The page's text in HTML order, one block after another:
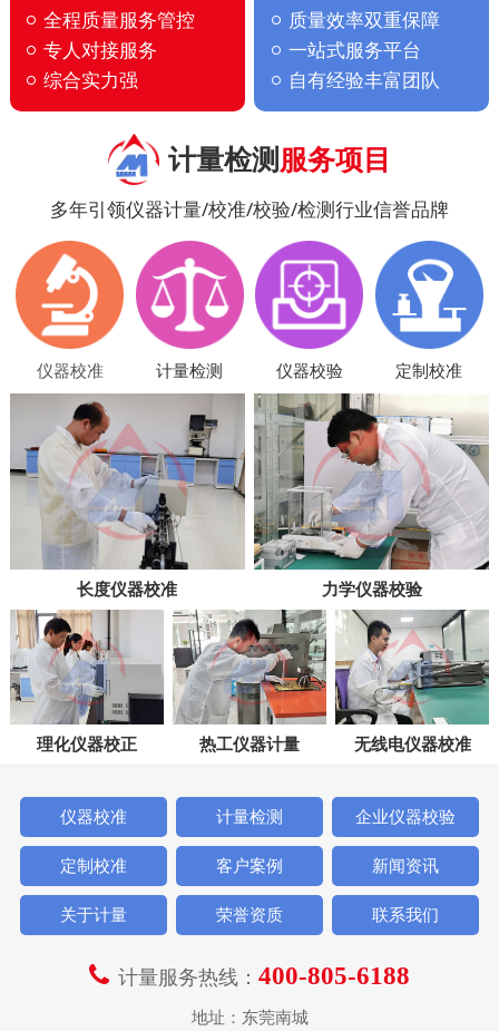
全程质量服务管控
专人对接服务
综合实力强
质量效率双重保障
一站式服务平台
自有经验丰富团队
计量检测服务项目
多年引领仪器计量/校准/校验/检测行业信誉品牌
仪器校准 计量检测 仪器校验 定制校准
长度仪器校准 力学仪器校验
理化仪器校正 热工仪器计量 无线电仪器校准
仪器校准 计量检测 企业仪器校验
定制校准 客户案例 新闻资讯
关于计量 荣誉资质 联系我们
计量服务热线： 400-805-6188
地址：东莞南城